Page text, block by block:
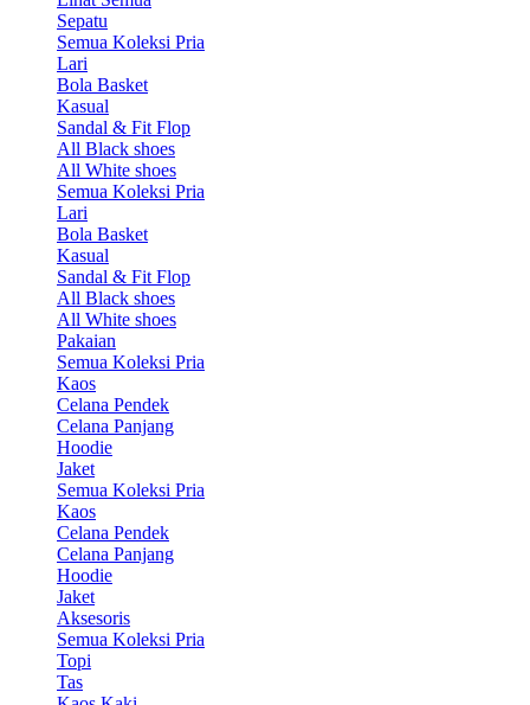
Sepatu
Semua Koleksi Pria
Lari
Bola Basket
Kasual
Sandal & Fit Flop
All Black shoes
All White shoes
Semua Koleksi Pria
Lari
Bola Basket
Kasual
Sandal & Fit Flop
All Black shoes
All White shoes
Pakaian
Semua Koleksi Pria
Kaos
Celana Pendek
Celana Panjang
Hoodie
Jaket
Semua Koleksi Pria
Kaos
Celana Pendek
Celana Panjang
Hoodie
Jaket
Aksesoris
Semua Koleksi Pria
Topi
Tas